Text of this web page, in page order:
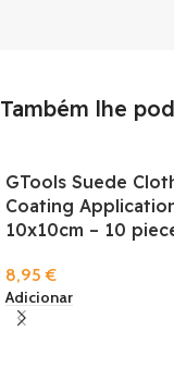
Também lhe
GTools Suede
Coating
10x10cm – 10
8,95€
Adicionar